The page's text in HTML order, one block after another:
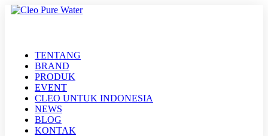
TENTANG
BRAND
PRODUK
EVENT
CLEO UNTUK INDONESIA
NEWS
BLOG
KONTAK